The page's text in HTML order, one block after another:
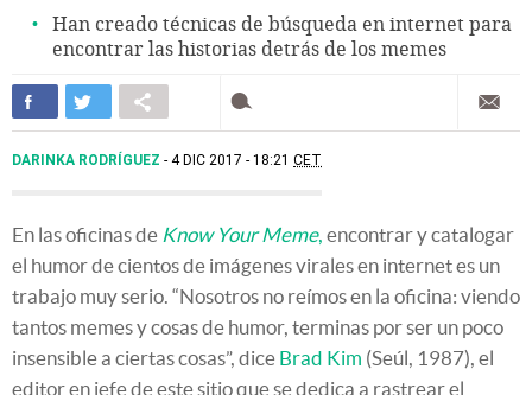
Han creado técnicas de búsqueda en internet para
encontrar las historias detrás de los memes
DARINKA RODRÍGUEZ 4 DIC 2017 - 18:21 CET
En las oficinas de Know Your Meme, encontrar y catalogar
el humor de cientos de imágenes virales en internet es un
trabajo muy serio. “Nosotros no reímos en la oficina: viendo
tantos memes y cosas de humor, terminas por ser un poco
insensible a ciertas cosas”, dice Brad Kim (Seúl, 1987), el
editor en jefe de este sitio que se dedica a rastrear el